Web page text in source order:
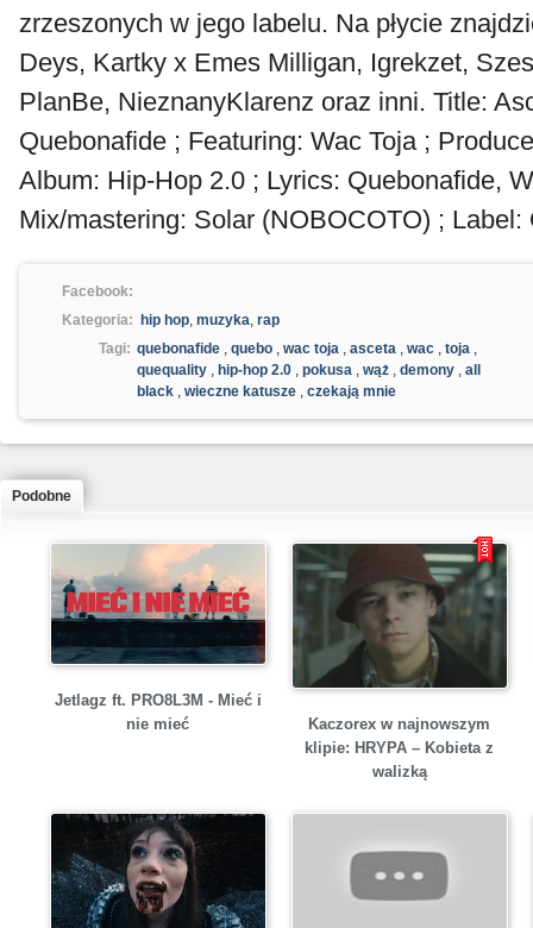
zrzeszonych w jego labelu. Na płycie
Deys, Kartky x Emes Milligan, Igrekzet,
PlanBe, NieznanyKlarenz oraz inni. Title:
Quebonafide ; Featuring: Wac Toja ;
Album: Hip-Hop 2.0 ; Lyrics: Quebonafide,
Mix/mastering: Solar (NOBOCOTO) ; Label:
Facebook:
Kategoria:
hip hop, muzyka, rap
Tagi: quebonafide , quebo , wac toja , asceta , wac , toja ,
quequality , hip-hop 2.0 , pokusa , wąż , demony , all
black , wieczne katusze , czekają mnie
Podobne
Jetlagz ft. PRO8L3M - Mieć i
nie mieć
Kaczorex w najnowszym
klipie: HRYPA – Kobieta z
walizką